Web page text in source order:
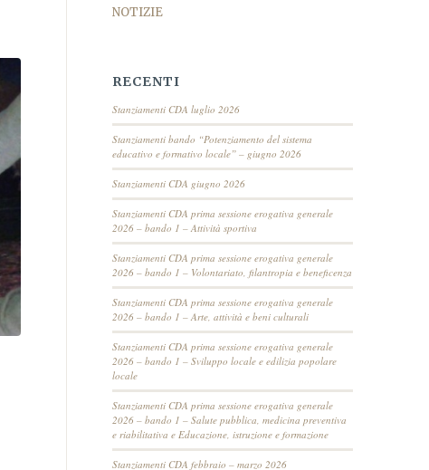
NOTIZIE
RECENTI
Stanziamenti CDA luglio 2026
Stanziamenti bando “Potenziamento del sistema
educativo e formativo locale” – giugno 2026
Stanziamenti CDA giugno 2026
Stanziamenti CDA prima sessione erogativa generale
2026 – bando 1 – Attività sportiva
Stanziamenti CDA prima sessione erogativa generale
2026 – bando 1 – Volontariato, filantropia e beneficenza
Stanziamenti CDA prima sessione erogativa generale
2026 – bando 1 – Arte, attività e beni culturali
Stanziamenti CDA prima sessione erogativa generale
2026 – bando 1 – Sviluppo locale e edilizia popolare
locale
Stanziamenti CDA prima sessione erogativa generale
2026 – bando 1 – Salute pubblica, medicina preventiva
e riabilitativa e Educazione, istruzione e formazione
Stanziamenti CDA febbraio – marzo 2026